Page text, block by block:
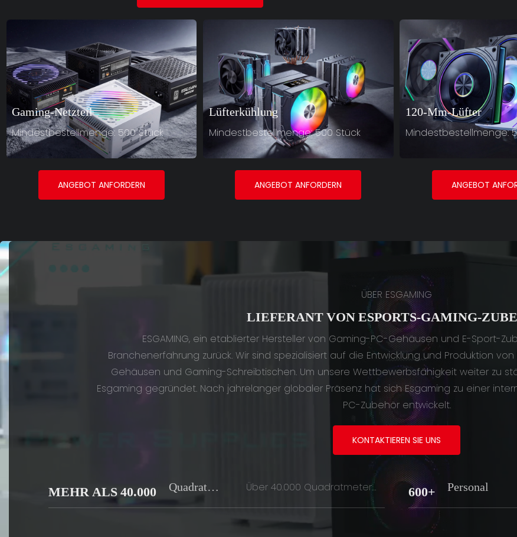
Gaming-Netzteil
Mindestbestellmenge: 500 Stück
ANGEBOT ANFORDERN
Lüfterkühlung
Mindestbestellmenge: 500 Stück
ANGEBOT ANFORDERN
120-Mm-Lüfter
Mindestbestellmenge:
ANGEBOT
ÜBER ESGAMING
LIEFERANT VON ESPORTS-GAMING-
ESGAMING, ein etablierter Hersteller von Gaming-PC-Gehäusen und E-Sport-
Branchenerfahrung zurück. Wir sind spezialisiert auf die Entwicklung und Produktion von
Gehäusen und Gaming-Schreibtischen. Um unsere Wettbewerbsfähigkeit weiter zu
Esgaming gegründet. Nach jahrelanger globaler Präsenz hat sich Esgaming zu einer
PC-Zubehör entwickelt.
KONTAKTIEREN SIE UNS
MEHR ALS 40.000
Quadratme
Ter
Über 40.000 Quadratmeter
600+ Personal